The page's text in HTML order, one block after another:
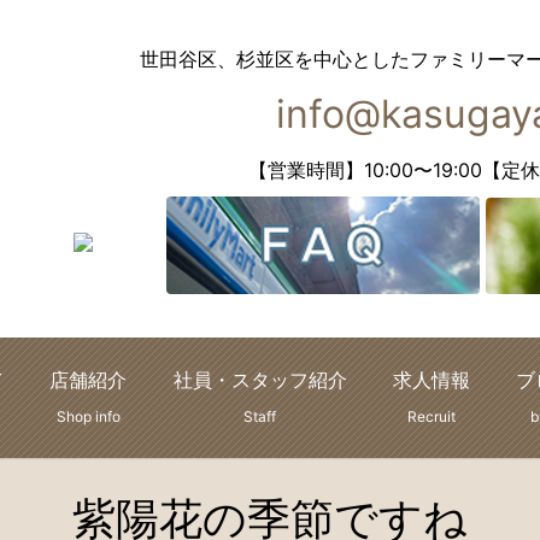
世田谷区、杉並区を中心としたファミリーマ
【営業時間】10:00〜19:00【定
店舗紹介
Shop info
社員・スタッフ紹介
Staff
求人情報
Recruit
ブ
紫陽花の季節ですね